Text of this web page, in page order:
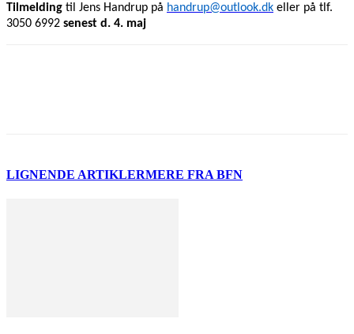
Tilmelding til Jens Handrup på handrup@outlook.dk eller på tlf.
3050 6992 senest d. 4. maj
LIGNENDE ARTIKLERMERE FRA BFN